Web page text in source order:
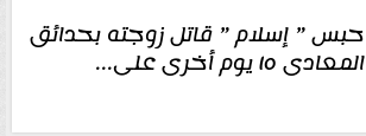
حبس ” إسلام ” قاتل زوجته بحدائق
المعادى ١٥ يوم أخرى على...